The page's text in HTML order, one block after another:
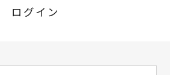
ログイン